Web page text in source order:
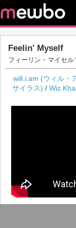
Feelin' Myself
フィーリン・マイセル
will.i.am (ウィル・
サイラス) / Wiz